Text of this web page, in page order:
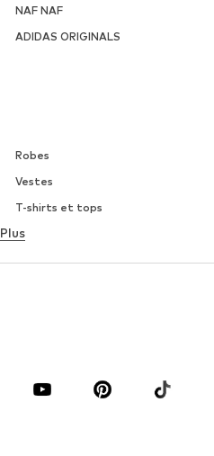
NAF NAF
ADIDAS ORIGINALS
Robes
Vestes
T-shirts et tops
Lingerie
Blouses et tuniques
Premium
Plus